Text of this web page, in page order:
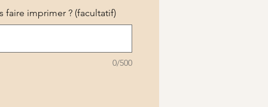
faire imprimer ? (facultatif)
0/500